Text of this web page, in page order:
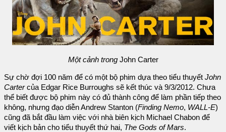
Một cảnh trongJohn Carter
Sự chờ đợi 100 năm để có một bộ phim dựa theo tiểu thuyết John
Cartercủa Edgar Rice Burroughs sẽ kết thúc và 9/3/2012. Chưa
thể biết được bộ phim này có đủ thành công để làm phần tiếp theo
không, nhưng đạo diễn Andrew Stanton (Finding Nemo, WALL-E)
cũng đã bắt đầu làm việc với nhà biên kịch Michael Chabon để
viết kịch bản cho tiểu thuyết thứ hai, The Gods of Mars.